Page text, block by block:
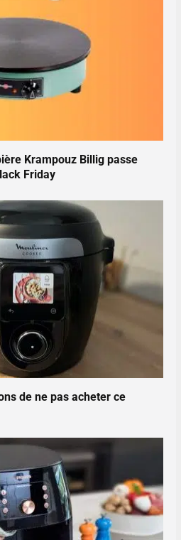
Krampouz Billig passe
Friday
de ne pas acheter ce